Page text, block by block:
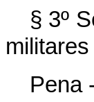
§ 3º
militares
Pena